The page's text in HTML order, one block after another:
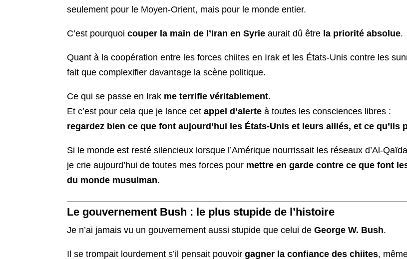
seulement pour le Moyen-Orient, mais pour le monde entier.
C’est pourquoicouper la main de l’Iran en Syrie aurait dû être la priorité absolue.
Quant à la coopération entre les forces chiites en Irak et les États-Unis contre les
fait que complexifier davantage la scène politique.
Ce qui se passe en Irak me terrifie véritablement.
Et c’est pour cela que je lance cetappel d’alerte à toutes les consciences libres :
regardez bien ce que font aujourd’hui les États-Unis et leurs alliés, et ce qu’ils
Si le monde est resté silencieux lorsque l’Amérique nourrissait les réseaux d’Al-
je crie aujourd’hui de toutes mes forces pour mettre en garde contre ce que font
du monde musulman.
Le gouvernement Bush : le plus stupide de l’histoire
Je n’ai jamais vu un gouvernement aussi stupide que celui deGeorge W. Bush.
Il se trompait lourdement s’il pensait pouvoirgagner la confiance des chiites,